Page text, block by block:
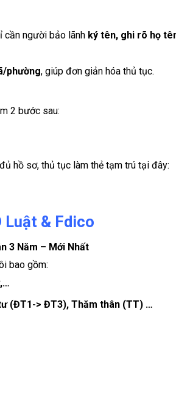
cần người bảo lãnh ký tên, ghi rõ họ
phường, giúp đơn giản hóa thủ tục.
2 bước sau:
hồ sơ, thủ tục làm thẻ tạm trú tại đây:
Luật & Fdico
3 Năm – Mới Nhất
bao gồm:
(ĐT1-> ĐT3), Thăm thân (TT) …